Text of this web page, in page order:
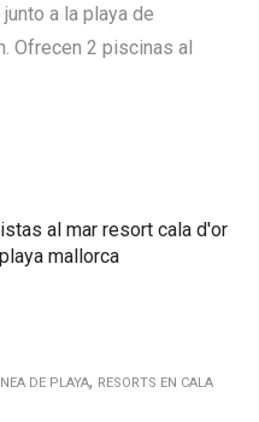
a la playa de
Ofrecen 2 piscinas al
DE PLAYA, RESORTS EN CALA